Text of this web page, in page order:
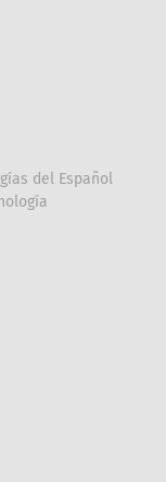
del Español